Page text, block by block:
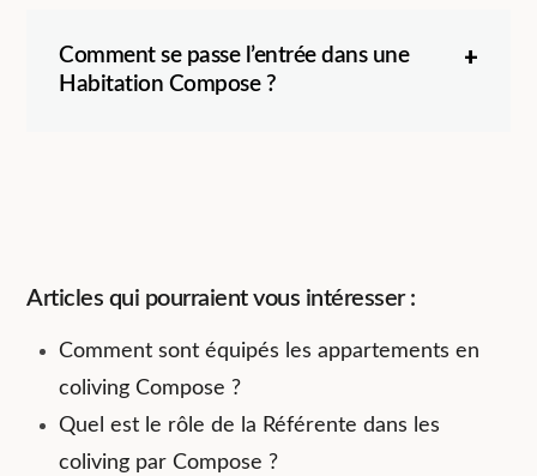
Comment se passe l’entrée dans une
Habitation Compose ?
Articles qui pourraient vous intéresser :
Comment sont équipés les appartements en
coliving Compose ?
Quel est le rôle de la Référente dans les
coliving par Compose ?